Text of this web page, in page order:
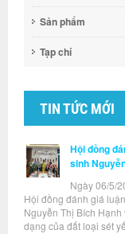
Sản phẩm
Tạp chí
TIN TỨC MỚI
Hội đồng
sinh
Ngày 06/5/
Hội đồng đánh giá
Nguyễn Thị Bích
dạng của đất loại sét